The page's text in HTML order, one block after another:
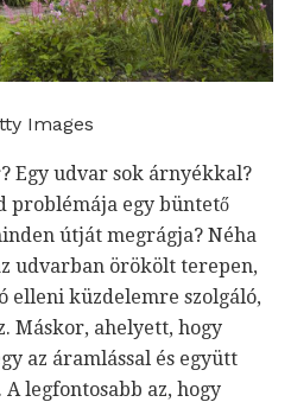
Images
Egy udvar sok árnyékkal?
problémája egy büntető
útját megrágja? Néha
udvarban örökölt terepen,
elleni küzdelemre szolgáló,
Máskor, ahelyett, hogy
az áramlással és együtt
legfontosabb az, hogy